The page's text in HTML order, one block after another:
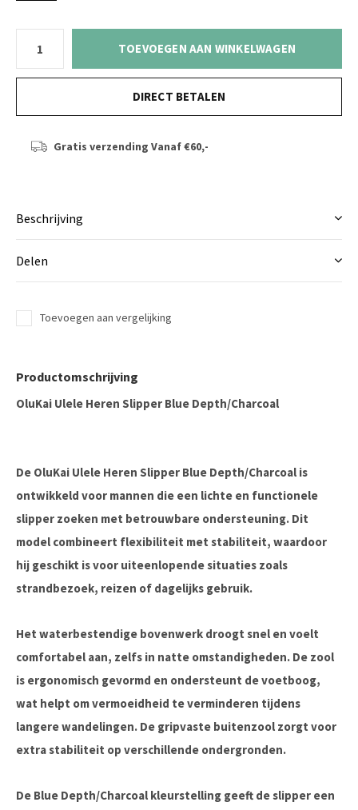
TOEVOEGEN AAN WINKELWAGEN
DIRECT BETALEN
Gratis verzending Vanaf €60,-
Beschrijving
Delen
Toevoegen aan vergelijking
Productomschrijving
OluKai Ulele Heren Slipper Blue Depth/Charcoal
De OluKai Ulele Heren Slipper Blue Depth/Charcoal is
ontwikkeld voor mannen die een lichte en functionele
slipper zoeken met betrouwbare ondersteuning. Dit
model combineert flexibiliteit met stabiliteit, waardoor
hij geschikt is voor uiteenlopende situaties zoals
strandbezoek, reizen of dagelijks gebruik.
Het waterbestendige bovenwerk droogt snel en voelt
comfortabel aan, zelfs in natte omstandigheden. De zool
is ergonomisch gevormd en ondersteunt de voetboog,
wat helpt om vermoeidheid te verminderen tijdens
langere wandelingen. De gripvaste buitenzool zorgt voor
extra stabiliteit op verschillende ondergronden.
De Blue Depth/Charcoal kleurstelling geeft de slipper een